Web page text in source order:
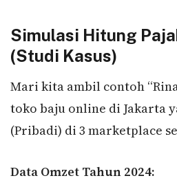
Simulasi Hitung
(Studi Kasus)
Mari kita ambil contoh
toko baju online di Jakarta
(Pribadi) di 3 marketplace
Data Omzet Tahun 2024: